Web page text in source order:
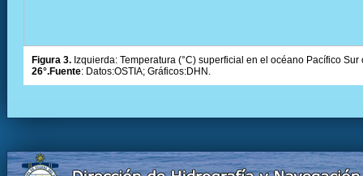
Figura 3. Izquierda: Temperatura (°C) superficial en el océano Pacífico
26°.Fuente: Datos:OSTIA; Gráficos:DHN.